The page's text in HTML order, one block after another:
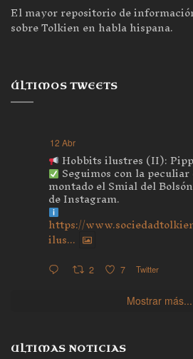
El mayor repositorio de
sobre Tolkien en habla hispana.
ÚLTIMOS TWEETS
12 Abr
Hobbits ilustres (II):
Seguimos con la
montado el Smial del
de Instagram.
https://
ilus...
2 7 Twitter
Mostrar más...
ULTIMAS NOTICIAS